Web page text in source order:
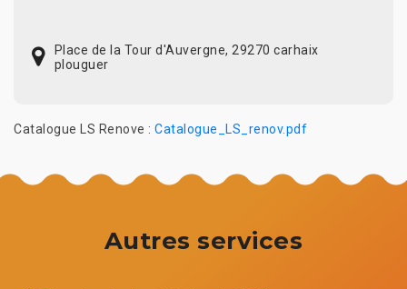
Place de la Tour d'Auvergne, 29270 carhaix
plouguer
Catalogue LS Renove : Catalogue_LS_renov.pdf
Autres services